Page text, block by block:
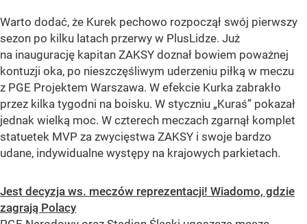
Warto dodać, że Kurek pechowo rozpoczął swój pierwszy
sezon po kilku latach przerwy w PlusLidze. Już
na inaugurację kapitan ZAKSY doznał bowiem poważnej
kontuzji oka, po nieszczęśliwym uderzeniu piłką w meczu
z PGE Projektem Warszawa. W efekcie Kurka zabrakło
przez kilka tygodni na boisku. W styczniu „Kuraś” pokazał
jednak wielką moc. W czterech meczach zgarnął komplet
statuetek MVP za zwycięstwa ZAKSY i swoje bardzo
udane, indywidualne występy na krajowych parkietach.
Jest decyzja ws. meczów reprezentacji! Wiadomo, gdzie
zagrają Polacy